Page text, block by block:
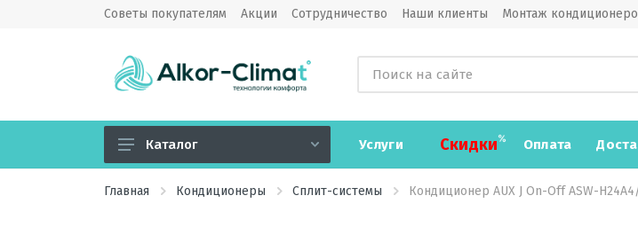
Советы покупателям Акции Сотрудничество Наши клиенты Монтаж
Кондиционеры
Каталог Услуги Скидки Оплата
Главная Кондиционеры Сплит-системы Кондиционер AUX J On-Off ASW-